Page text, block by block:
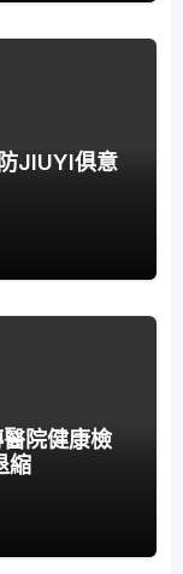
JIUYI俱意
院健康檢
縮